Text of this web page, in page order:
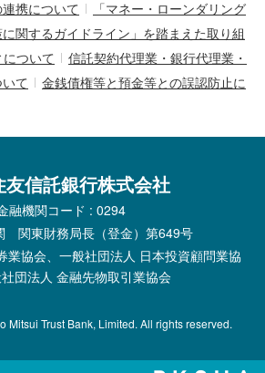
携について
「マネー・ローンダリング
関するガイドライン」を踏まえた取り組
ついて
信託契約代理業・銀行代理業・
て
金銭債権等と預金等との誤認防止に
友信託銀行株式会社
融機関コード : 0294
関東財務局長（登金）第649号
協会、一般社団法人 日本投資顧問業協
団法人 金融先物取引業協会
Mitsui Trust Bank, Limited. All rights reserved.